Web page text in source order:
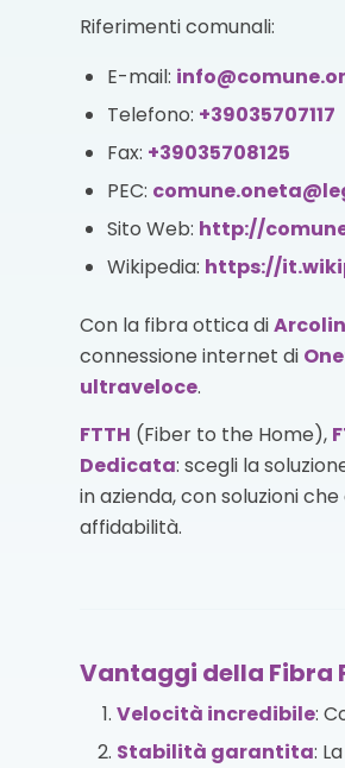
Riferimenti comunali:
E-mail:
Telefono: +39035707117
Fax: +39035708125
PEC:
Sito Web: http://
Wikipedia: https://
Con la fibra ottica di
connessione internet di
ultraveloce.
FTTH (Fiber to the Home),
Dedicata: scegli la
in azienda, con soluzioni
affidabilità.
Vantaggi della Fibra
Velocità incredibile:
Stabilità garantita: